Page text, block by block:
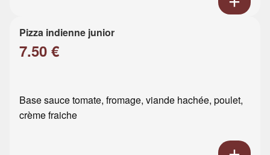
Pizza indienne junior
7.50 €
Base sauce tomate, fromage, viande hachée, poulet,
crème fraiche